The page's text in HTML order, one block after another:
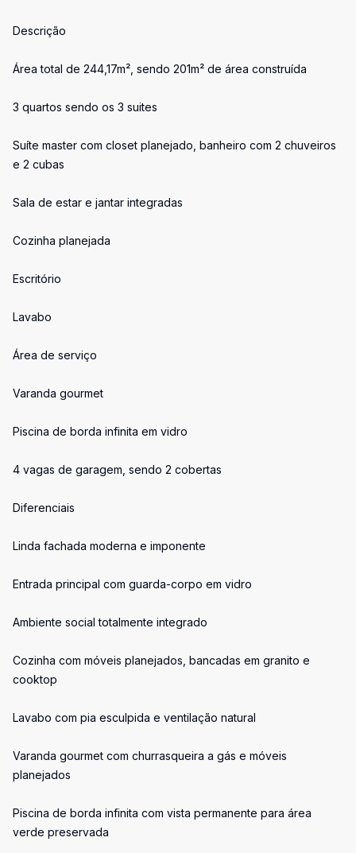
Descrição
Área total de 244,17m², sendo 201m² de área construída
3 quartos sendo os 3 suites
Suíte master com closet planejado, banheiro com 2 chuveiros
e 2 cubas
Sala de estar e jantar integradas
Cozinha planejada
Escritório
Lavabo
Área de serviço
Varanda gourmet
Piscina de borda infinita em vidro
4 vagas de garagem, sendo 2 cobertas
Diferenciais
Linda fachada moderna e imponente
Entrada principal com guarda-corpo em vidro
Ambiente social totalmente integrado
Cozinha com móveis planejados, bancadas em granito e
cooktop
Lavabo com pia esculpida e ventilação natural
Varanda gourmet com churrasqueira a gás e móveis
planejados
Piscina de borda infinita com vista permanente para área
verde preservada